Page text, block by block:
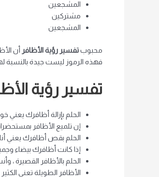
المشجعين
مشتركين
المشجعين
محبوبتفسير رؤية الأظافر أن
فهذه الرموز ليست جيدة بالنسبة
تفسير رؤية
الحلم بإزالة أظافرك
إن تلميع الأظافر
الحلم بقص أظافرك يعني
إذا كانت أظافرك بيضاء
الحلم بالأظافر القصيرة
الأظافر الطويلة تعني